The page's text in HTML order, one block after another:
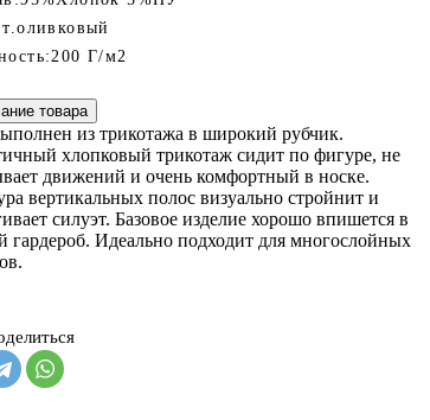
т.оливковый
200 Г/м2
товара
из трикотажа в широкий рубчик.
хлопковый трикотаж сидит по фигуре, не
движений и очень комфортный в носке.
вертикальных полос визуально стройнит и
силуэт. Базовое изделие хорошо впишется в
гардероб. Идеально подходит для многослойных